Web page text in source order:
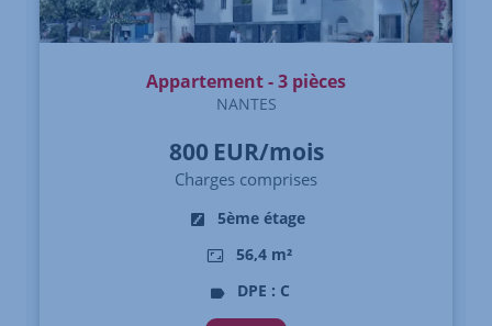
Appartement - 3 pièces
NANTES
800 EUR/mois
Charges comprises
5ème étage
56,4 m²
DPE : C